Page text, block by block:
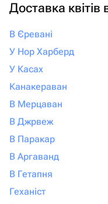
Доставка квітів
В Єревані
У Нор Харберд
У Касах
Канакераван
В Мерцаван
В Джрвеж
В Паракар
В Аргаванд
В Гетапня
Геханіст